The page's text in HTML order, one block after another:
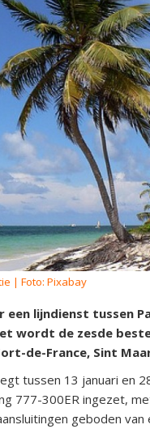
| Foto: Pixabay
lijndienst tussen
wordt de zesde
de-France, Sint
tussen 13 januari en
777-300ER ingezet,
geboden van